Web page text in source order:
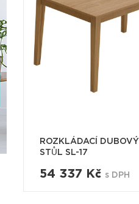
ROZKLÁDACÍ DUBOVÝ
STŮL SL-17
54 337 Kč s DPH